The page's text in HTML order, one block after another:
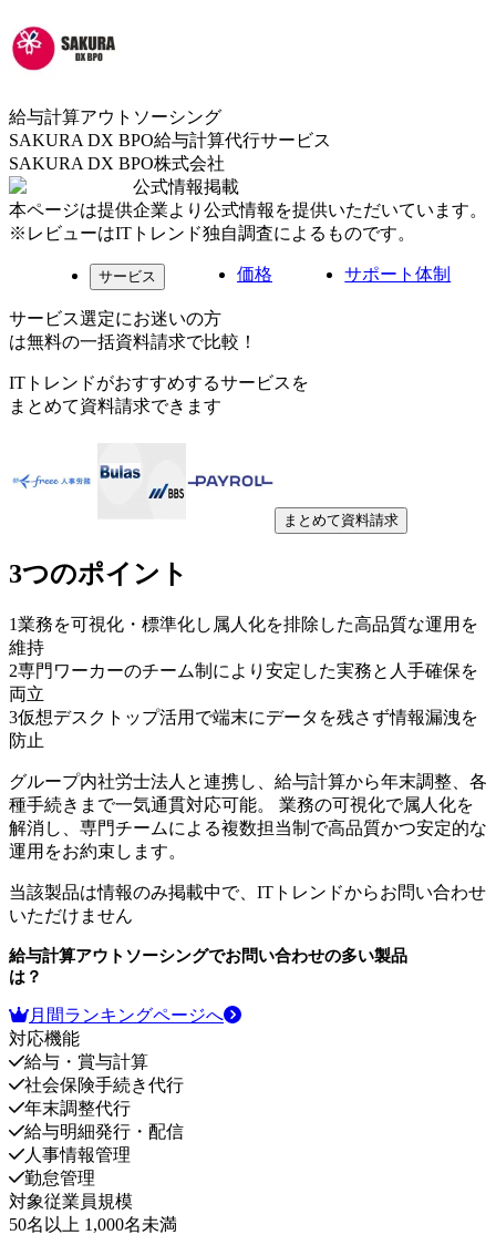
給与計算アウトソーシング
SAKURA DX BPO給与計算代行サービス
SAKURA DX BPO株式会社
公式情報掲載
本ページは提供企業より公式情報を提供いただいています。
※レビューはITトレンド独自調査によるものです。
サービス 価格 サポート体制
サービス選定にお迷いの方
は無料の一括資料請求で比較！
ITトレンドがおすすめするサービスを
まとめて資料請求できます
まとめて資料請求
3つのポイント
1業務を可視化・標準化し属人化を排除した高品質な運用を
維持
2専門ワーカーのチーム制により安定した実務と人手確保を
両立
3仮想デスクトップ活用で端末にデータを残さず情報漏洩を
防止
グループ内社労士法人と連携し、給与計算から年末調整、各
種手続きまで一気通貫対応可能。 業務の可視化で属人化を
解消し、専門チームによる複数担当制で高品質かつ安定的な
運用をお約束します。
当該製品は情報のみ掲載中で、ITトレンドからお問い合わせ
いただけません
給与計算アウトソーシングでお問い合わせの多い製品
は？
月間ランキングページへ
対応機能
給与・賞与計算
社会保険手続き代行
年末調整代行
給与明細発行・配信
人事情報管理
勤怠管理
対象従業員規模
50名以上 1,000名未満